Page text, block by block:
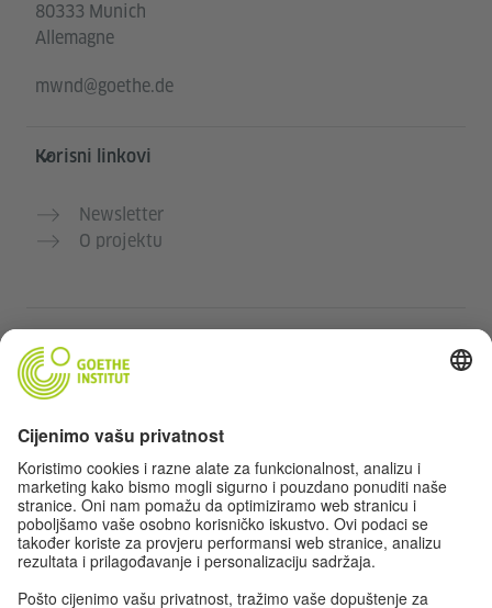
80333 Munich
Allemagne
mwnd@goethe.de
Korisni linkovi
Newsletter
O projektu
Kurse njemačkog jezika Goethe-Instituta
Portal za nastavnike „Deutschstunde“
Privatnost i pristupačnost